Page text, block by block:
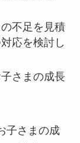
不足を見積
応を検討し
さまの成長
子さまの成